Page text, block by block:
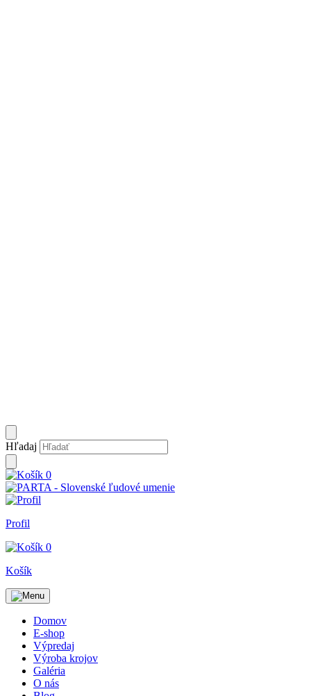
Hľadaj
0
Profil
0
Košík
Domov
E-shop
Výpredaj
Výroba krojov
Galéria
O nás